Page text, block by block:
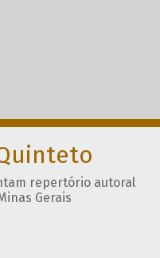
repertório autoral
Gerais